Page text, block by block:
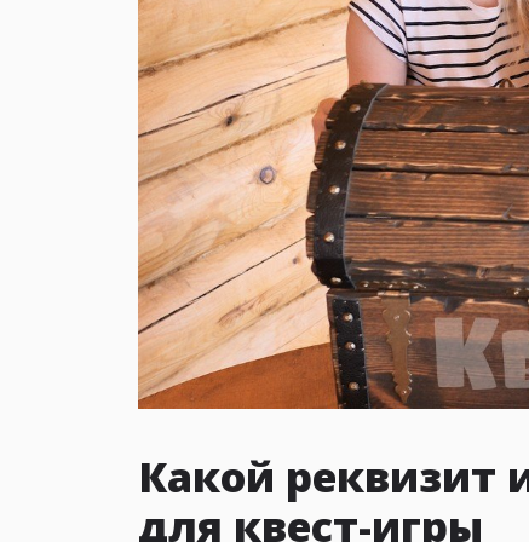
Какой реквизит
для квест-игры